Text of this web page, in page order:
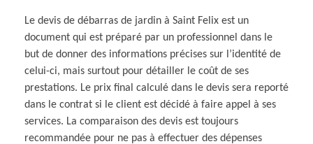
Le devis de débarras de jardin à Saint Felix est un
document qui est préparé par un professionnel dans le
but de donner des informations précises sur l’identité de
celui-ci, mais surtout pour détailler le coût de ses
prestations. Le prix final calculé dans le devis sera reporté
dans le contrat si le client est décidé à faire appel à ses
services. La comparaison des devis est toujours
recommandée pour ne pas à effectuer des dépenses